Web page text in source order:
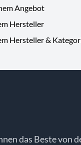
Angebot
Hersteller
Hersteller &
das Beste von